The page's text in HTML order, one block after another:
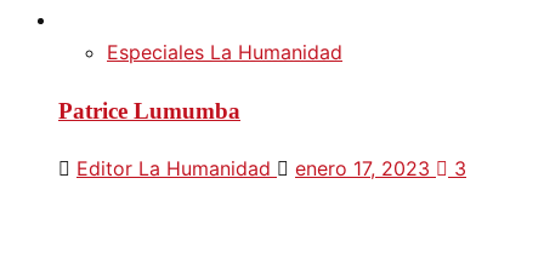
Especiales La Humanidad
Patrice Lumumba
Editor La Humanidad enero 17, 2023 3